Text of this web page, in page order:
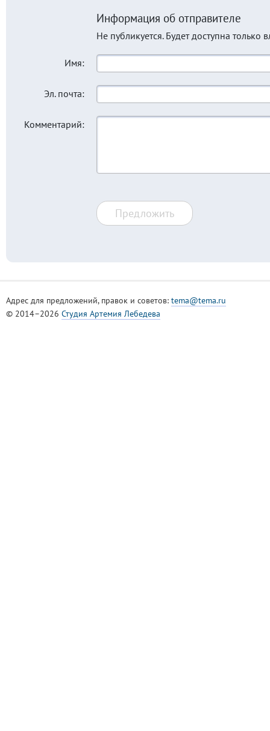
Информация об отправителе
Не публикуется. Будет доступна только
Имя:
Эл. почта:
Комментарий:
Предложить
Адрес для предложений, правок и советов: tema@tema.ru
© 2014–2026 Студия Артемия Лебедева